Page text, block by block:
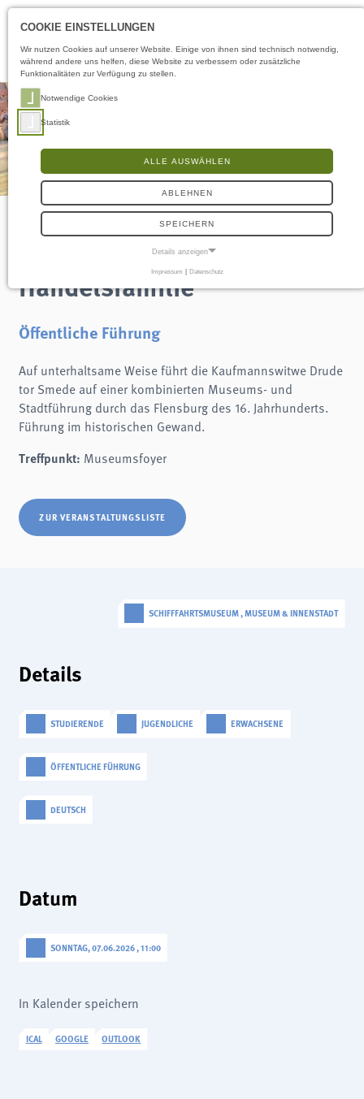
Öffnungszeiten
Eine Flensburger
Handelsfamilie
Öffentliche Führung
Auf unterhaltsame Weise führt die Kaufmannswitwe Drude
tor Smede auf einer kombinierten Museums- und
Stadtführung durch das Flensburg des 16. Jahrhunderts.
Führung im historischen Gewand.
Treffpunkt: Museumsfoyer
ZUR VERANSTALTUNGSLISTE
SCHIFFFAHRTSMUSEUM , MUSEUM & INNENSTADT
Details
STUDIERENDE JUGENDLICHE ERWACHSENE
ÖFFENTLICHE FÜHRUNG
DEUTSCH
Datum
SONNTAG, 07.06.2026 , 11:00
In Kalender speichern
ICAL GOOGLE OUTLOOK
COOKIE EINSTELLUNGEN
Wir nutzen Cookies auf unserer Website. Einige von ihnen sind technisch notwendig,
während andere uns helfen, diese Website zu verbessern oder zusätzliche
Funktionalitäten zur Verfügung zu stellen.
Notwendige Cookies
Statistik
ALLE AUSWÄHLEN
ABLEHNEN
SPEICHERN
Details anzeigen
Notwendige Cookies ermöglichen grundlegende Funktionen und sind für die
Frontend User
Name:
fe_typo3_user
Anbieter:
schifffahrtsmuseum-flensburg.de
Einverständnis-Cookie
Dieser Cookie speichert die ausgewählten Einverständnis-Optionen des Benutzers
STATISTIK
analytics
Anbieter:
Matomo
Impressum | Datenschutz